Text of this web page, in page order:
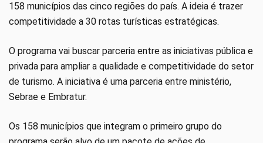
158 municípios das cinco regiões do país. A ideia é trazer
competitividade a 30 rotas turísticas estratégicas.
O programa vai buscar parceria entre as iniciativas pública e
privada para ampliar a qualidade e competitividade do setor
de turismo. A iniciativa é uma parceria entre ministério,
Sebrae e Embratur.
Os 158 municípios que integram o primeiro grupo do